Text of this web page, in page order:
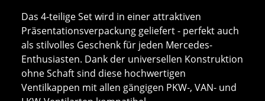
Das 4-teilige Set wird in einer attraktiven
Präsentationsverpackung geliefert - perfekt auch
als stilvolles Geschenk für jeden Mercedes-
Enthusiasten. Dank der universellen Konstruktion
ohne Schaft sind diese hochwertigen
Ventilkappen mit allen gängigen PKW-, VAN- und